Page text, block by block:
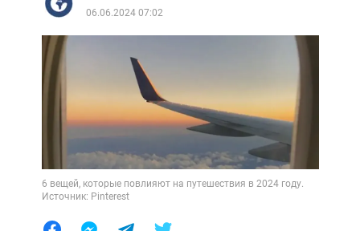
Африка
Жизнь
Лайфхаки
06.06.2024 07:02
6 вещей, которые повлияют на путешествия в 2024 году.
Источник: Pinterest